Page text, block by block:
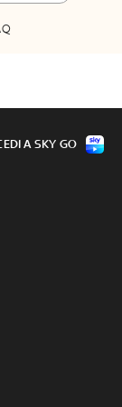
A SKY GO